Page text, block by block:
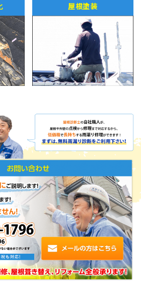
屋根塗装